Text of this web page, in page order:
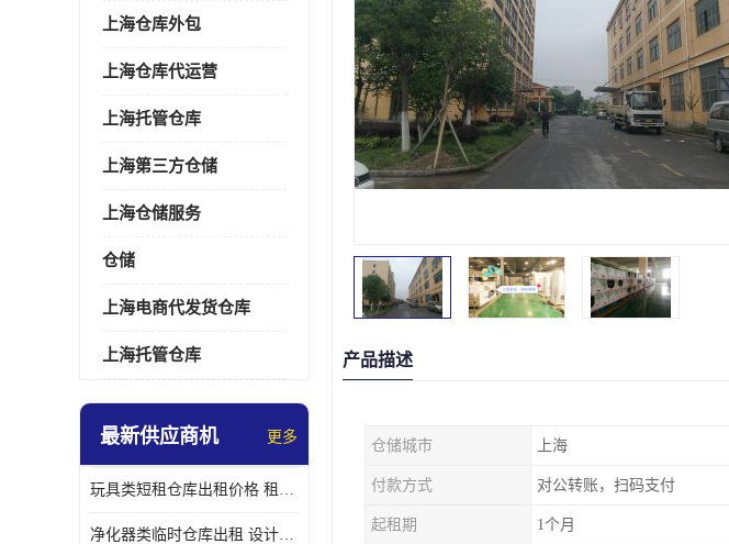
上海仓库外包
上海仓库代运营
上海托管仓库
上海第三方仓储
上海仓储服务
仓储
上海电商代发货仓库
上海托管仓库
最新供应商机 更多
玩具类短租仓库出租价格 租期灵活 智能电商配套
净化器类临时仓库出租 设计简单 电商仓储物流战略合作
产品描述
仓储城市 上海
付款方式 对公转账，扫码支付
起租期 1个月